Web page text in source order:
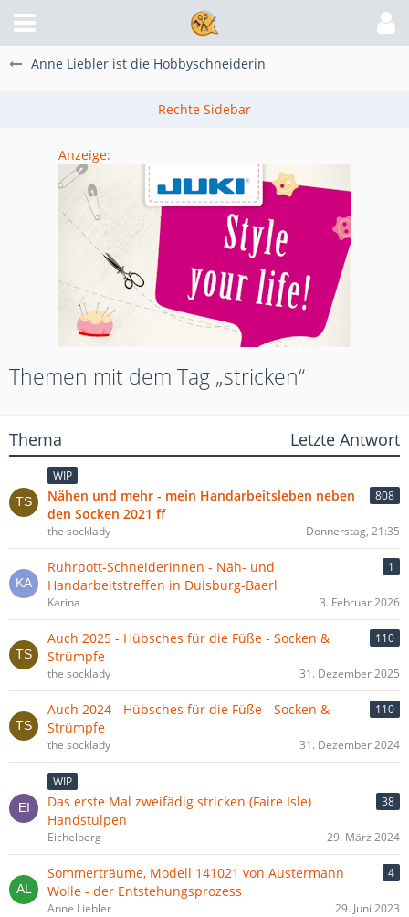
Anne Liebler ist die Hobbyschneiderin
Anzeige:
Themen mit dem Tag „stricken“
Thema Letzte Antwort
WIP
Nähen und mehr - mein Handarbeitsleben neben
den Socken 2021 ff
808
the socklady Donnerstag, 21:35
Ruhrpott-Schneiderinnen - Näh- und
Handarbeitstreffen in Duisburg-Baerl
1
Karina 3. Februar 2026
Auch 2025 - Hübsches für die Füße - Socken &
Strümpfe
110
the socklady 31. Dezember 2025
Auch 2024 - Hübsches für die Füße - Socken &
Strümpfe
110
the socklady 31. Dezember 2024
WIP
Das erste Mal zweifädig stricken (Faire Isle)
Handstulpen
38
Eichelberg 29. März 2024
Sommerträume, Modell 141021 von Austermann
Wolle - der Entstehungsprozess
4
Anne Liebler 29. Juni 2023